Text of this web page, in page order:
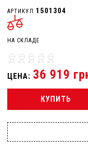
АРТИКУЛ 1501304
НА СКЛАДЕ
ЦЕНА: 36 919
КУПИТЬ